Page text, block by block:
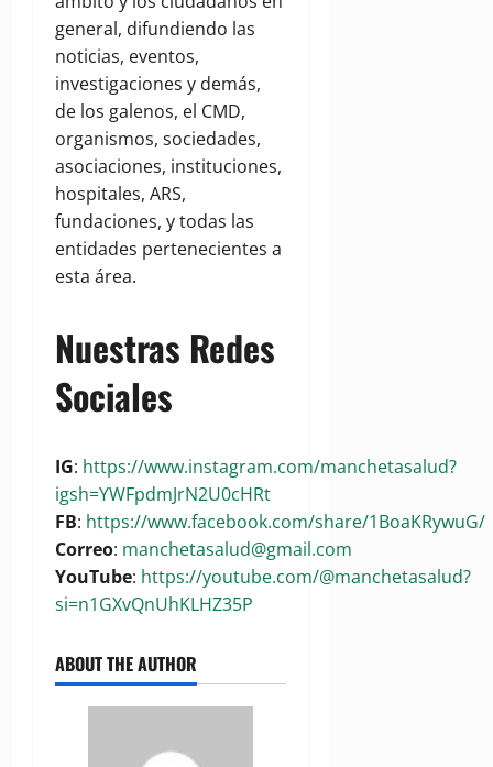
general, difundiendo las
noticias, eventos,
investigaciones y demás,
de los galenos, el CMD,
organismos, sociedades,
asociaciones, instituciones,
hospitales, ARS,
fundaciones, y todas las
entidades pertenecientes a
esta área.
Nuestras Redes
Sociales
IG: https://www.instagram.com/manchetasalud?
igsh=YWFpdmJrN2U0cHRt
FB: https://www.facebook.com/share/1BoaKRywuG/
Correo: manchetasalud@gmail.com
YouTube: https://youtube.com/@manchetasalud?
si=n1GXvQnUhKLHZ35P
ABOUT THE AUTHOR